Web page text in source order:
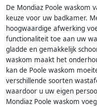
De Mondiaz Poole waskom
keuze voor uw badkamer.
hoogwaardige afwerking
functionaliteit toe aan uw
gladde en gemakkelijk
waskom maakt het
kan de Poole waskom
verschillende soorten
waardoor u uw eigen
Mondiaz Poole waskom